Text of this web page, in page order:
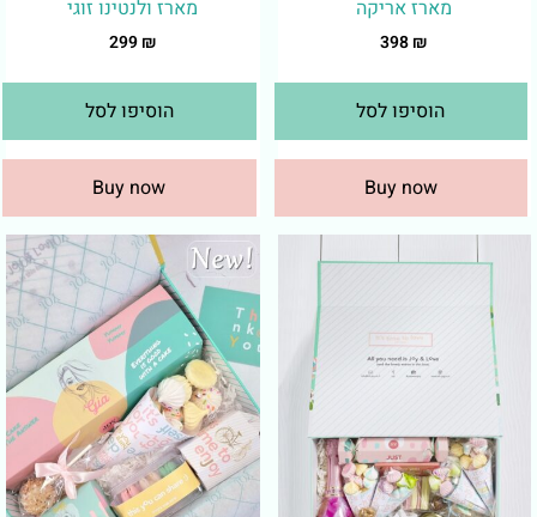
מארז אריקה
398₪
הוסיפו לסל
Buy now
מארז ולנטינו זוגי
299₪
הוסיפו לסל
Buy now